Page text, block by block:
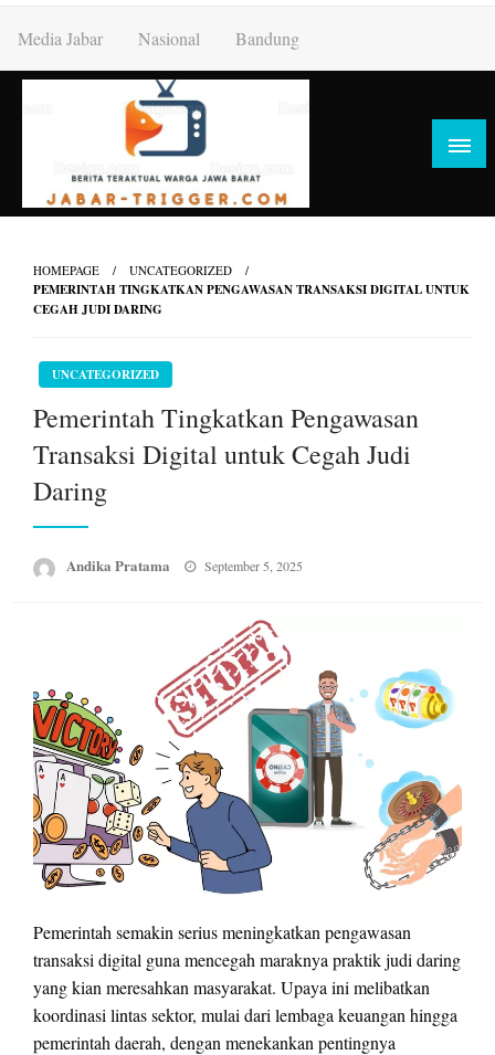
content
Media Jabar Nasional Bandung
HOMEPAGE UNCATEGORIZED
PEMERINTAH TINGKATKAN PENGAWASAN TRANSAKSI DIGITAL UNTUK
CEGAH JUDI DARING
UNCATEGORIZED
Pemerintah Tingkatkan Pengawasan
Transaksi Digital untuk Cegah Judi
Daring
Andika Pratama
Posted
September 5, 2025
Pemerintah semakin serius meningkatkan pengawasan
transaksi digital guna mencegah maraknya praktik judi daring
yang kian meresahkan masyarakat. Upaya ini melibatkan
koordinasi lintas sektor, mulai dari lembaga keuangan hingga
pemerintah daerah, dengan menekankan pentingnya